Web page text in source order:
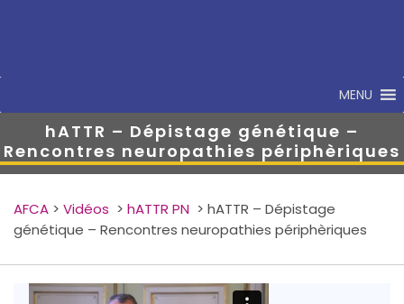
MENU
hATTR – Dépistage génétique –
Rencontres neuropathies périphèriques
AFCA > Vidéos > hATTR PN > hATTR – Dépistage
génétique – Rencontres neuropathies périphèriques